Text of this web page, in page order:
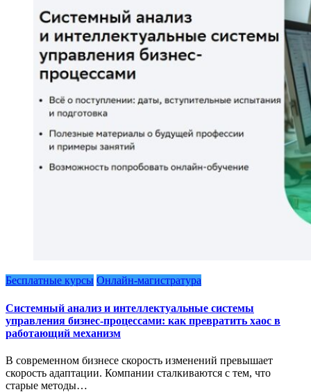
Бесплатные курсы Онлайн-магистратура
Системный анализ и интеллектуальные системы
управления бизнес-процессами: как превратить хаос в
работающий механизм
В современном бизнесе скорость изменений превышает
скорость адаптации. Компании сталкиваются с тем, что
старые методы…